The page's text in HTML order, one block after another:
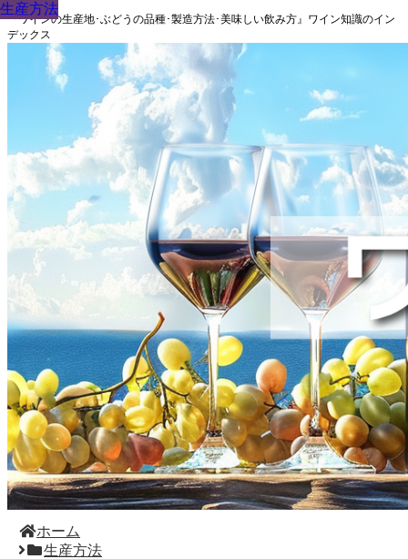
『ワインの生産地･ぶどうの品種･製造方法･美味しい飲み方』ワイン知識のイン
デックス
ホーム
生産方法
生産方法
生産方法
生産方法
生産方法
生産方法
生産方法
生産方法
生産方法
生産方法